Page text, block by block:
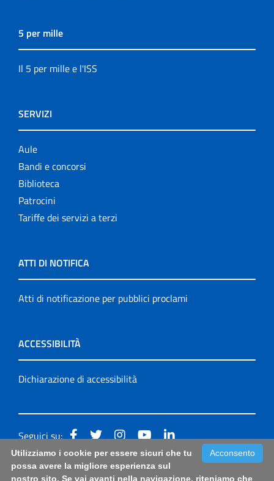
5 per mille
Il 5 per mille e l'ISS
SERVIZI
Aule
Bandi e concorsi
Biblioteca
Patrocini
Tariffe dei servizi a terzi
ATTI DI NOTIFICA
Atti di notificazione per pubblici proclami
ACCESSIBILITÀ
Dichiarazione di accessibilità
Seguici su:
Accessibilità: form di segnalazione di prima istanza per
Acconsento
Utilizziamo i cookie per essere sicuri che tu
possa avere la migliore esperienza sul
nostro sito. Se vai avanti nella navigazione, riteniamo che